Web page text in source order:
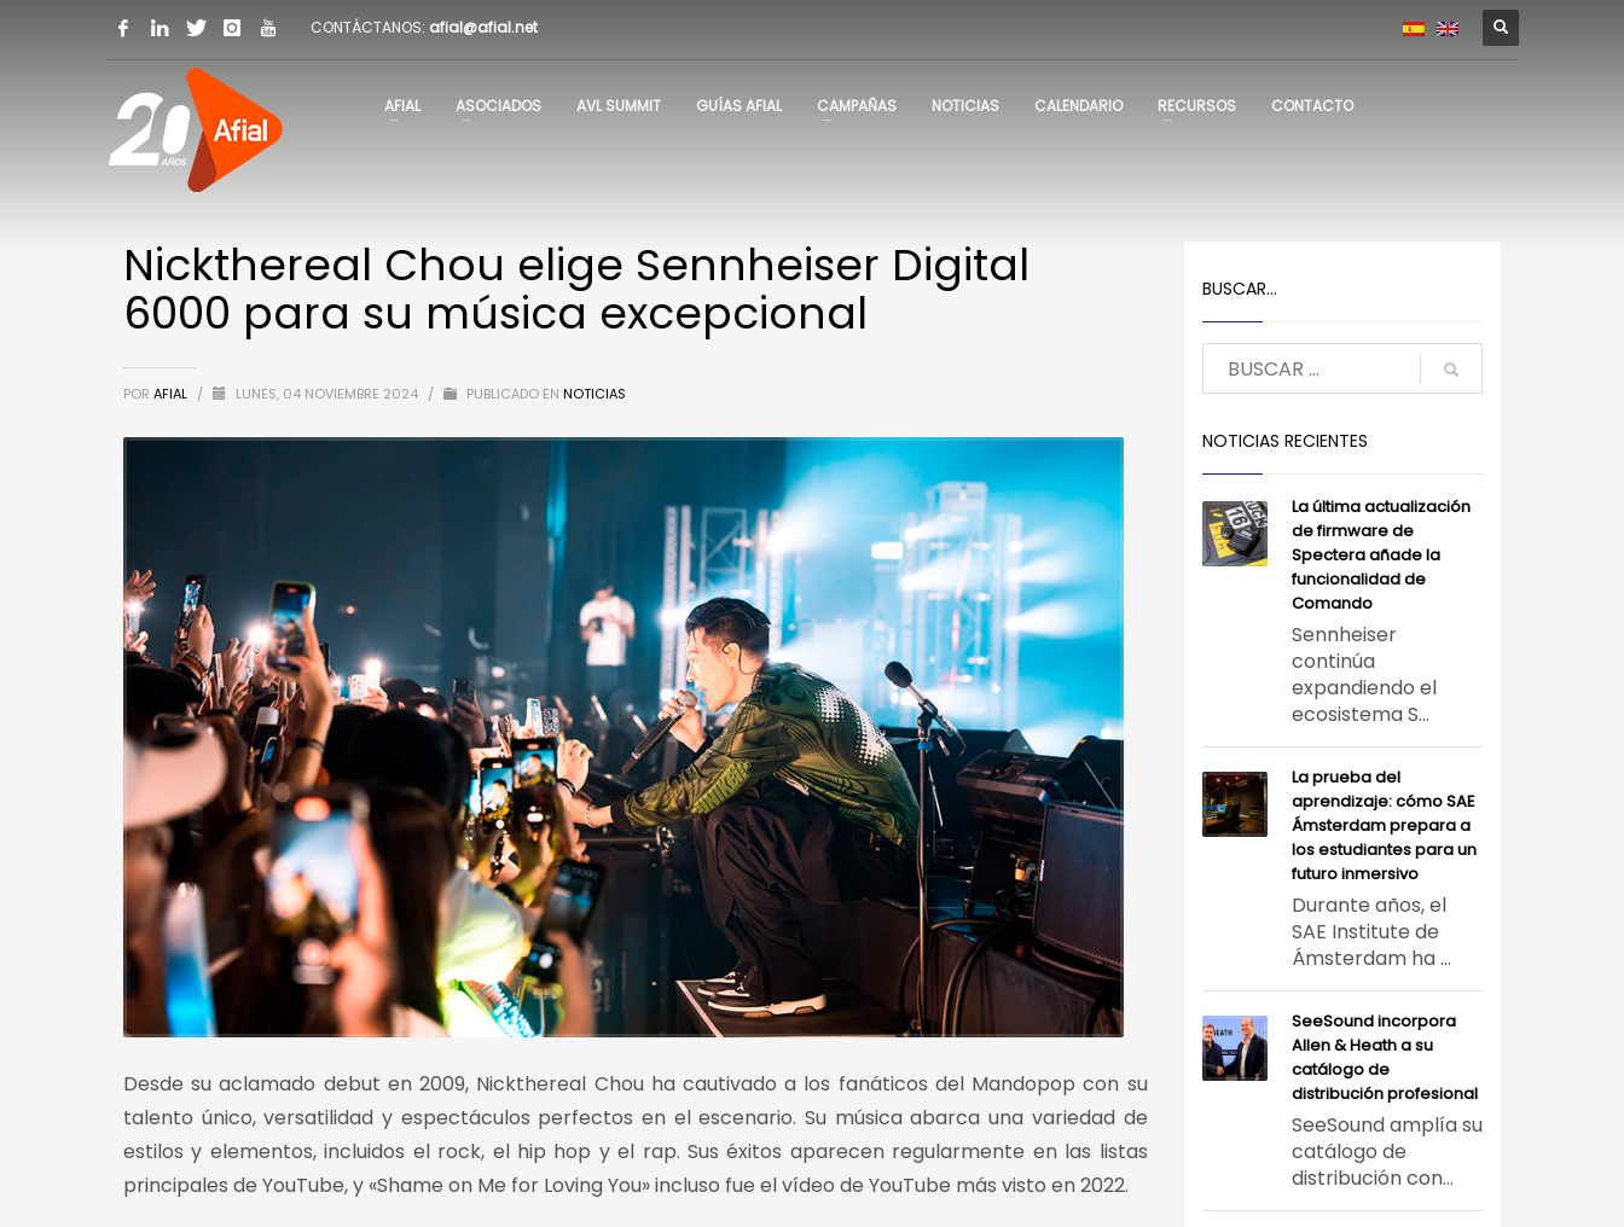
CONTÁCTANOS: afial@afial.net
AFIAL ASOCIADOS AVL SUMMIT GUÍAS AFIAL CAMPAÑAS NOTICIAS CALENDARIO RECURSOS CONTACTO
Nickthereal Chou elige Sennheiser Digital
6000 para su música excepcional
POR AFIAL / LUNES, 04 NOVIEMBRE 2024 / PUBLICADO EN NOTICIAS
Desde su aclamado debut en 2009, Nickthereal Chou ha cautivado a los fanáticos del Mandopop con su
talento único, versatilidad y espectáculos perfectos en el escenario. Su música abarca una variedad de
estilos y elementos, incluidos el rock, el hip hop y el rap. Sus éxitos aparecen regularmente en las listas
principales de YouTube, y «Shame on Me for Loving You» incluso fue el vídeo de YouTube más visto en 2022.
BUSCAR…
NOTICIAS RECIENTES
La última actualización
de firmware de
Spectera añade la
funcionalidad de
Comando
Sennheiser
continúa
expandiendo el
ecosistema S...
La prueba del
aprendizaje: cómo SAE
Ámsterdam prepara a
los estudiantes para un
futuro inmersivo
Durante años, el
SAE Institute de
Ámsterdam ha ...
SeeSound incorpora
Allen & Heath a su
catálogo de
distribución profesional
SeeSound amplía su
catálogo de
distribución con...